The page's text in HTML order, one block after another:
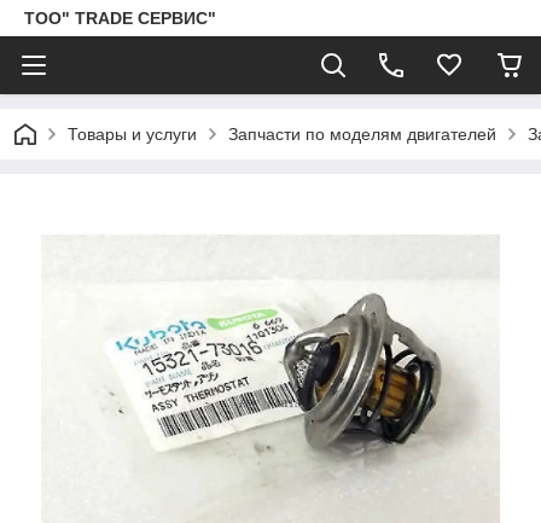
ТОО" TRADE СЕРВИС"
Товары и услуги Запчасти по моделям двигателей